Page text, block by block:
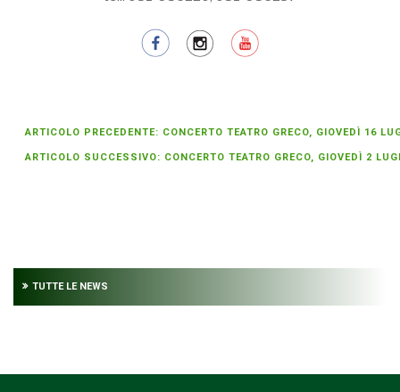
ARTICOLO PRECEDENTE: CONCERTO TEATRO GRECO, GIOVEDÌ 16
ARTICOLO SUCCESSIVO: CONCERTO TEATRO GRECO, GIOVEDÌ 2
TUTTE LE NEWS